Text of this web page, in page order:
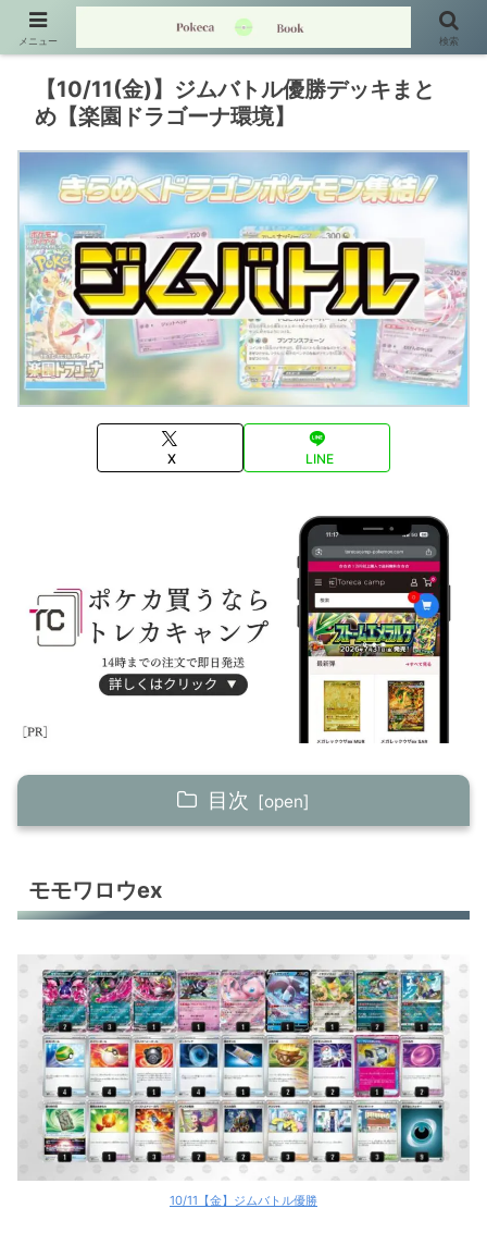
【10/11(金)】ジムバトル優勝デッキまと
め【楽園ドラゴーナ環境】
X LINE
目次
ブリジュラスex
ソウブレイズex＋ラウドボーンex
ソウブレイズex
ソウブレイズex
ソウブレイズex
ロストバレット
オリジンパルキアV
モモワロウex
10/11【金】ジムバトル優勝
メニュー 検索